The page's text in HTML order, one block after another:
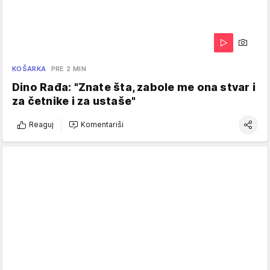
KOŠARKA PRE 2 MIN
Dino Rađa: "Znate šta, zabole me ona stvar i
za četnike i za ustaše"
Reaguj Komentariši